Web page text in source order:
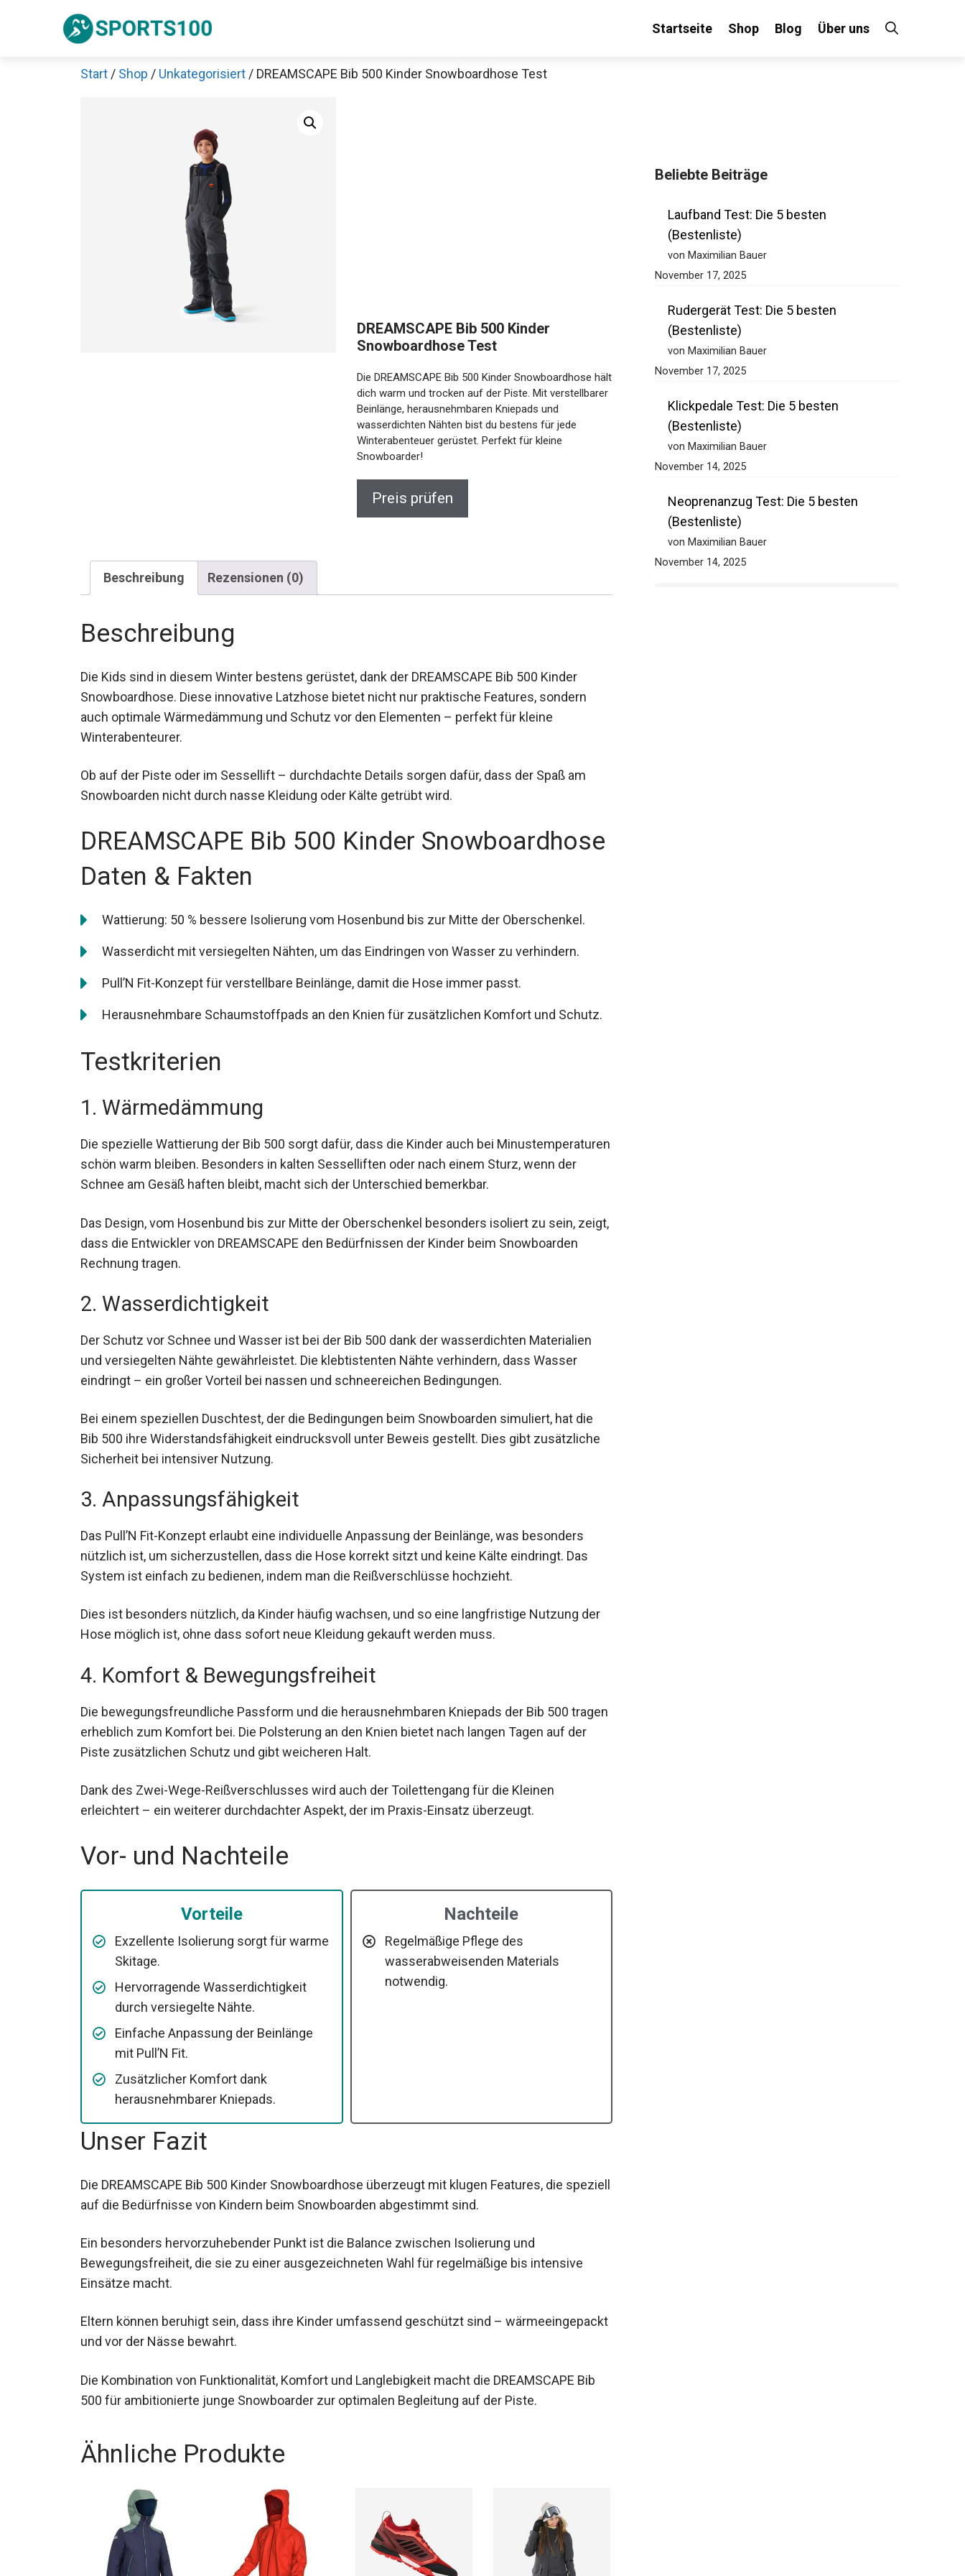
Startseite Shop Blog Über uns
Start / Shop / Unkategorisiert / DREAMSCAPE Bib 500 Kinder Snowboardhose Test
DREAMSCAPE Bib 500 Kinder
Snowboardhose Test
Die DREAMSCAPE Bib 500 Kinder Snowboardhose hält
dich warm und trocken auf der Piste. Mit verstellbarer
Beinlänge, herausnehmbaren Kniepads und
wasserdichten Nähten bist du bestens für jede
Winterabenteuer gerüstet. Perfekt für kleine
Snowboarder!
Preis prüfen
Beschreibung Rezensionen (0)
Beschreibung
Die Kids sind in diesem Winter bestens gerüstet, dank der DREAMSCAPE Bib 500 Kinder
Snowboardhose. Diese innovative Latzhose bietet nicht nur praktische Features, sondern
auch optimale Wärmedämmung und Schutz vor den Elementen – perfekt für kleine
Winterabenteurer.
Ob auf der Piste oder im Sessellift – durchdachte Details sorgen dafür, dass der Spaß am
Snowboarden nicht durch nasse Kleidung oder Kälte getrübt wird.
DREAMSCAPE Bib 500 Kinder Snowboardhose
Daten & Fakten
Wattierung: 50 % bessere Isolierung vom Hosenbund bis zur Mitte der Oberschenkel.
Wasserdicht mit versiegelten Nähten, um das Eindringen von Wasser zu verhindern.
Pull’N Fit-Konzept für verstellbare Beinlänge, damit die Hose immer passt.
Herausnehmbare Schaumstoffpads an den Knien für zusätzlichen Komfort und Schutz.
Testkriterien
1. Wärmedämmung
Die spezielle Wattierung der Bib 500 sorgt dafür, dass die Kinder auch bei Minustemperaturen
schön warm bleiben. Besonders in kalten Sesselliften oder nach einem Sturz, wenn der
Schnee am Gesäß haften bleibt, macht sich der Unterschied bemerkbar.
Das Design, vom Hosenbund bis zur Mitte der Oberschenkel besonders isoliert zu sein, zeigt,
dass die Entwickler von DREAMSCAPE den Bedürfnissen der Kinder beim Snowboarden
Rechnung tragen.
2. Wasserdichtigkeit
Der Schutz vor Schnee und Wasser ist bei der Bib 500 dank der wasserdichten Materialien
und versiegelten Nähte gewährleistet. Die klebtistenten Nähte verhindern, dass Wasser
eindringt – ein großer Vorteil bei nassen und schneereichen Bedingungen.
Bei einem speziellen Duschtest, der die Bedingungen beim Snowboarden simuliert, hat die
Bib 500 ihre Widerstandsfähigkeit eindrucksvoll unter Beweis gestellt. Dies gibt zusätzliche
Sicherheit bei intensiver Nutzung.
3. Anpassungsfähigkeit
Das Pull’N Fit-Konzept erlaubt eine individuelle Anpassung der Beinlänge, was besonders
nützlich ist, um sicherzustellen, dass die Hose korrekt sitzt und keine Kälte eindringt. Das
System ist einfach zu bedienen, indem man die Reißverschlüsse hochzieht.
Dies ist besonders nützlich, da Kinder häufig wachsen, und so eine langfristige Nutzung der
Hose möglich ist, ohne dass sofort neue Kleidung gekauft werden muss.
4. Komfort & Bewegungsfreiheit
Die bewegungsfreundliche Passform und die herausnehmbaren Kniepads der Bib 500 tragen
erheblich zum Komfort bei. Die Polsterung an den Knien bietet nach langen Tagen auf der
Piste zusätzlichen Schutz und gibt weicheren Halt.
Dank des Zwei-Wege-Reißverschlusses wird auch der Toilettengang für die Kleinen
erleichtert – ein weiterer durchdachter Aspekt, der im Praxis-Einsatz überzeugt.
Vor- und Nachteile
Vorteile
Exzellente Isolierung sorgt für warme
Skitage.
Hervorragende Wasserdichtigkeit
durch versiegelte Nähte.
Einfache Anpassung der Beinlänge
mit Pull’N Fit.
Zusätzlicher Komfort dank
herausnehmbarer Kniepads.
Nachteile
Regelmäßige Pflege des
wasserabweisenden Materials
notwendig.
Unser Fazit
Die DREAMSCAPE Bib 500 Kinder Snowboardhose überzeugt mit klugen Features, die speziell
auf die Bedürfnisse von Kindern beim Snowboarden abgestimmt sind.
Ein besonders hervorzuhebender Punkt ist die Balance zwischen Isolierung und
Bewegungsfreiheit, die sie zu einer ausgezeichneten Wahl für regelmäßige bis intensive
Einsätze macht.
Eltern können beruhigt sein, dass ihre Kinder umfassend geschützt sind – wärmeeingepackt
und vor der Nässe bewahrt.
Die Kombination von Funktionalität, Komfort und Langlebigkeit macht die DREAMSCAPE Bib
500 für ambitionierte junge Snowboarder zur optimalen Begleitung auf der Piste.
Ähnliche Produkte
Beliebte Beiträge
Laufband Test: Die 5 besten
(Bestenliste)
von Maximilian Bauer
November 17, 2025
Rudergerät Test: Die 5 besten
(Bestenliste)
von Maximilian Bauer
November 17, 2025
Klickpedale Test: Die 5 besten
(Bestenliste)
von Maximilian Bauer
November 14, 2025
Neoprenanzug Test: Die 5 besten
(Bestenliste)
von Maximilian Bauer
November 14, 2025